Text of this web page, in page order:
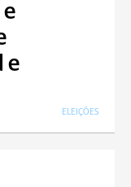
e
e
ELEIÇÕES